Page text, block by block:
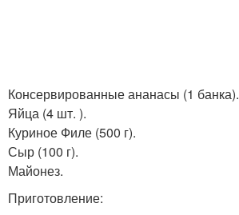
Консервированные ананасы (1 банка).
Яйца (4 шт. ).
Куриное Филе (500 г).
Сыр (100 г).
Майонез.
Приготовление: